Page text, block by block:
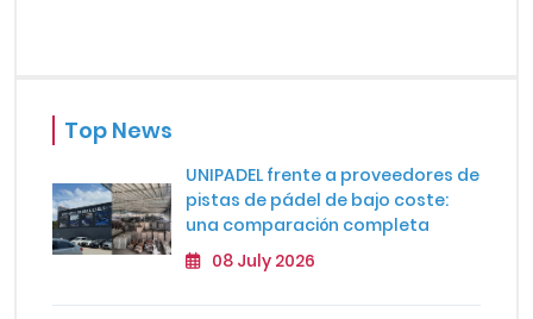
Top News
UNIPADEL frente a proveedores de
pistas de pádel de bajo coste:
una comparación completa
08 July 2026